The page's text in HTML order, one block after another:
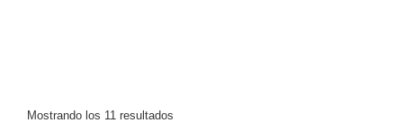
Mostrando los 11 resultados